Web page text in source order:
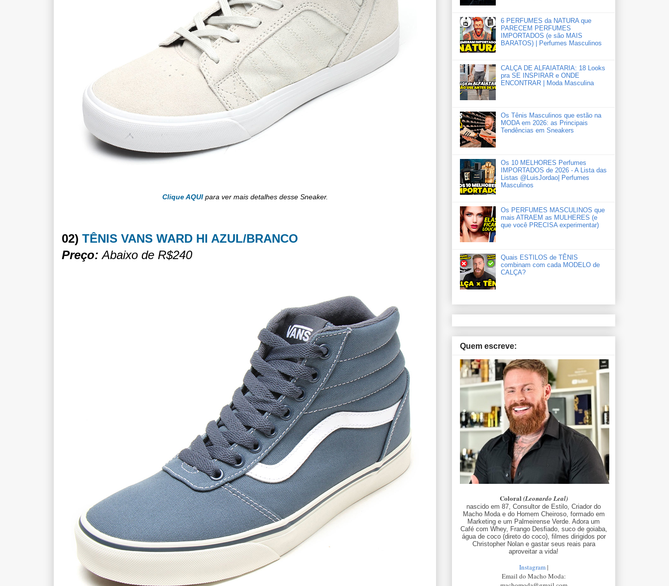
Clique AQUIpara ver mais detalhes desse Sneaker.
02) TÊNIS VANS WARD HI AZUL/BRANCO
Preço:Abaixo de R$240
6 PERFUMES da NATURA que
PARECEM PERFUMES
IMPORTADOS (e são MAIS
BARATOS) | Perfumes Masculinos
CALÇA DE ALFAIATARIA: 18 Looks
pra SE INSPIRAR e ONDE
ENCONTRAR | Moda Masculina
Os Tênis Masculinos que estão na
MODA em 2026: as Principais
Tendências em Sneakers
Os 10 MELHORES Perfumes
IMPORTADOS de 2026 - A Lista das
Listas ‪‪‪@LuisJordao‬| Perfumes
Masculinos
Os PERFUMES MASCULINOS que
mais ATRAEM as MULHERES (e
que você PRECISA experimentar)
Quais ESTILOS de TÊNIS
combinam com cada MODELO de
CALÇA?
Quem escreve:
Coloral (Leonardo Leal)
nascido em 87, Consultor de Estilo, Criador do
Macho Moda e do Homem Cheiroso, formado em
Marketing e um Palmeirense Verde. Adora um
Café com Whey, Frango Desfiado, suco de goiaba,
água de coco (direto do coco), filmes dirigidos por
Christopher Nolan e gastar seus reais para
aproveitar a vida!
Instagram|
Email do Macho Moda: